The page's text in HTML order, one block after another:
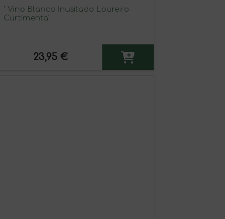
' Vino Blanco Inusitado Loureiro
Curtimenta'
23,95 €